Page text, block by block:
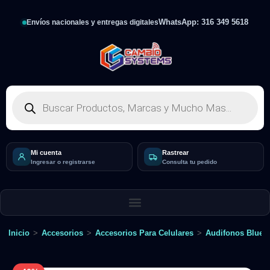
Envíos nacionales y entregas digitalesWhatsApp: 316 349 5618
Mi cuenta
Ingresar o registrarse
Rastrear
Consulta tu pedido
Inicio > Accesorios > Accesorios Para Celulares > Audifonos